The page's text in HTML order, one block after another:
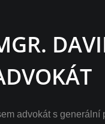
advokát s generální